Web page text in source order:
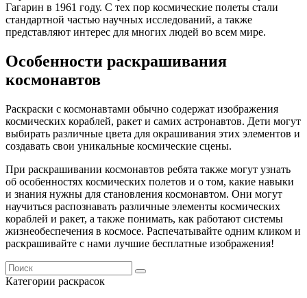
Гагарин в 1961 году. С тех пор космические полеты стали
стандартной частью научных исследований, а также
представляют интерес для многих людей во всем мире.
Особенности раскрашивания
космонавтов
Раскраски с космонавтами обычно содержат изображения
космических кораблей, ракет и самих астронавтов. Дети могут
выбирать различные цвета для окрашивания этих элементов и
создавать свои уникальные космические сцены.
При раскрашивании космонавтов ребята также могут узнать
об особенностях космических полетов и о том, какие навыки
и знания нужны для становления космонавтом. Они могут
научиться распознавать различные элементы космических
кораблей и ракет, а также понимать, как работают системы
жизнеобеспечения в космосе. Распечатывайте одним кликом и
раскрашивайте с нами лучшие бесплатные изображения!
Категории раскрасок